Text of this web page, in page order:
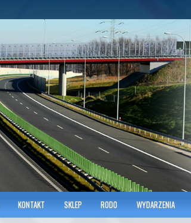
KONTAKT SKLEP RODO WYDARZENIA